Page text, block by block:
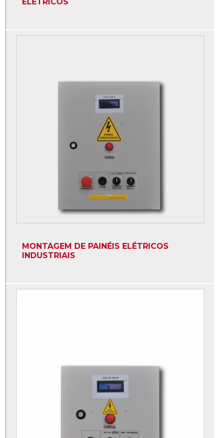
Quadro de distribuição de energia predial
Automação de grupos geradores
Distribuição de quadro elétrico
Instalação de quadro elétrico simples
Montagem de quadro elétrico trifásico industrial
Montagem de quadro elétrico industrial
Montagem quadro elétrico residencial
MONTAGEM DE PAINÉIS ELÉTRICOS
INDUSTRIAIS